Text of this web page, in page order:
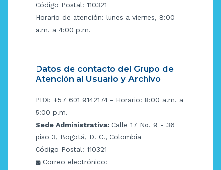
Código Postal: 110321
Horario de atención: lunes a viernes, 8:00
a.m. a 4:00 p.m.
Datos de contacto del Grupo de
Atención al Usuario y Archivo
PBX: +57 601 9142174 - Horario: 8:00 a.m. a
5:00 p.m.
Sede Administrativa: Calle 17 No. 9 - 36
piso 3, Bogotá, D. C., Colombia
Código Postal: 110321
Correo electrónico: